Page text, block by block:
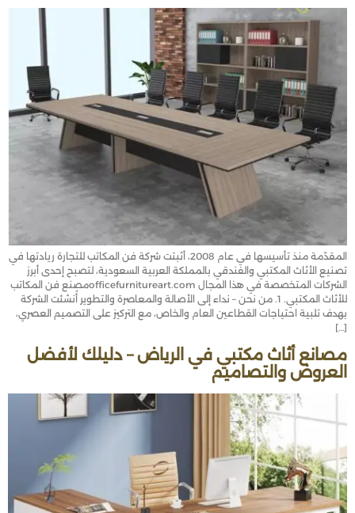
المقدّمة منذ تأسيسها في عام 2008، أثبتت شركة فن المكاتب للتجارة ريادتها في
تصنيع الأثاث المكتبي والفندقي بالمملكة العربية السعودية، لتصبح إحدى أبرز
الشركات المتخصصة في هذا المجال officefurnitureart.comمصنع فن المكاتب
للأثاث المكتبي. 1. من نحن – نداء إلى الأصالة والمعاصرة والتطوير أُنشئت الشركة
بهدف تلبية احتياجات القطاعين العام والخاص، مع التركيز على التصميم العصري،
[…]
مصانع أثاث مكتبي في الرياض – دليلك لأفضل
العروض والتصاميم